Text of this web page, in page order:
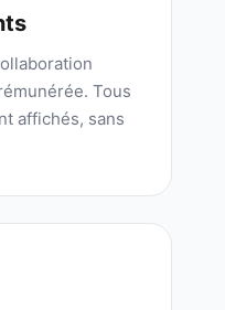
Tous
affichés, sans